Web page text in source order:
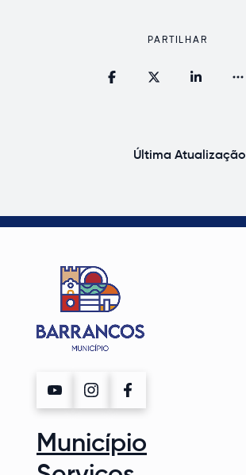
PARTILHAR
Última Atualização
Município